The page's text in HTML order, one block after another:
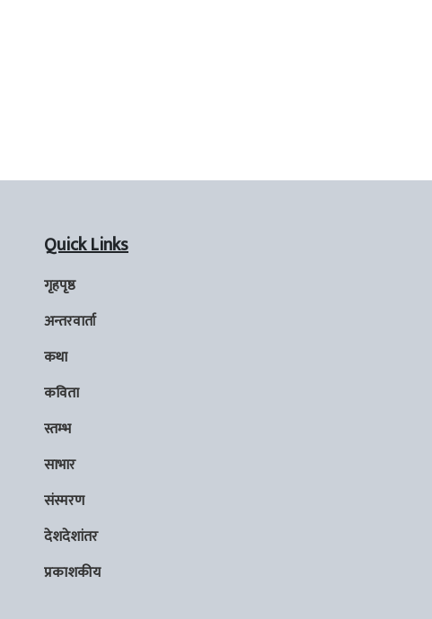
Quick Links
गृहपृष्ठ
अन्तरवार्ता
कथा
कविता
स्तम्भ
साभार
संस्मरण
देशदेशांतर
प्रकाशकीय